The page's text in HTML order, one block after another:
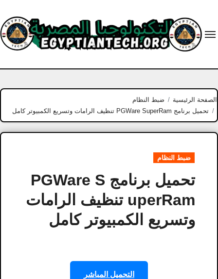
content
الصفحة الرئيسية
ضبط النظام
تحميل برنامج PGWare SuperRam تنظيف الرامات وتسريع الكمبيوتر كامل
ضبط النظام
تحميل برنامج PGWare S
uperRam تنظيف الرامات
وتسريع الكمبيوتر كامل
التحميل المباشر